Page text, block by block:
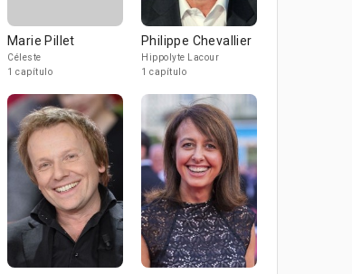
Marie Pillet
Céleste
1 capítulo
Philippe Chevallier
Hippolyte Lacour
1 capítulo